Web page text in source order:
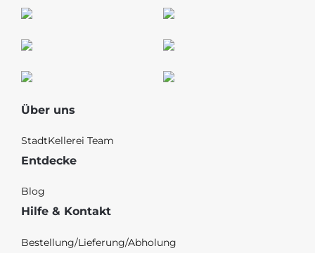
Über uns
StadtKellerei Team
Entdecke
Blog
Hilfe & Kontakt
Bestellung/Lieferung/Abholung